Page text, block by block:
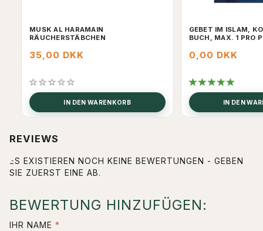
MUSK AL HARAMAIN
RÄUCHERSTÄBCHEN
35,00 DKK
IN DEN WARENKORB
GEBET IM ISLAM,
BUCH, MAX. 1 PRO
0,00 DKK
IN DEN
REVIEWS
ES EXISTIEREN NOCH KEINE BEWERTUNGEN - GEBEN
SIE ZUERST EINE AB.
BEWERTUNG HINZUFÜGEN:
IHR NAME